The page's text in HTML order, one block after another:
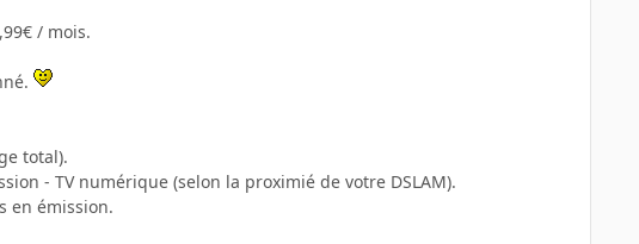
/ mois.
total).
- TV numérique (selon la proximié de votre DSLAM).
en émission.